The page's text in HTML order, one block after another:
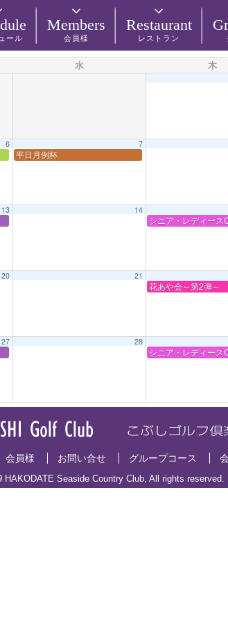
ール
Members
会員様
Restaurant
レストラン
水 木
6 7
平日月例杯
13 14
シニア・レディース
20 21
花あや会～第2弾～
27 28
シニア・レディース
会員様 お問い合せ グループコース
HAKODATE Seaside Country Club, All rights reserved.